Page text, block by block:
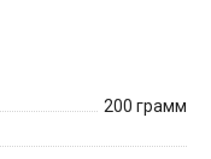
200 грамм